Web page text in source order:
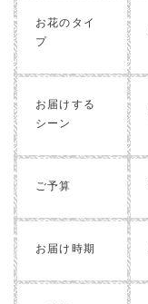
お花のタイ
プ
お届けする
シーン
ご予算
お届け時期